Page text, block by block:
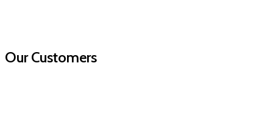
Our Customers